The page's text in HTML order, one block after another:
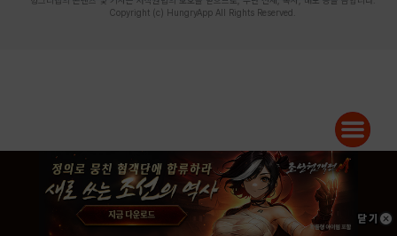
Copyright (c) HungryApp All Rights Reserved.